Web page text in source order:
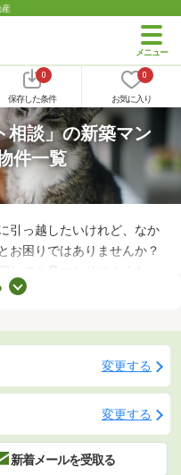
産
0
保存した条件
0
お気に入り
相談」の新築マン
件一覧
引っ越したいけれど、なか
お困りではありませんか？
しても見つかりにくくなっ
談可の新築マンションを紹
ペットと暮らせますよ。
変更する
変更する
新着メールを受取る